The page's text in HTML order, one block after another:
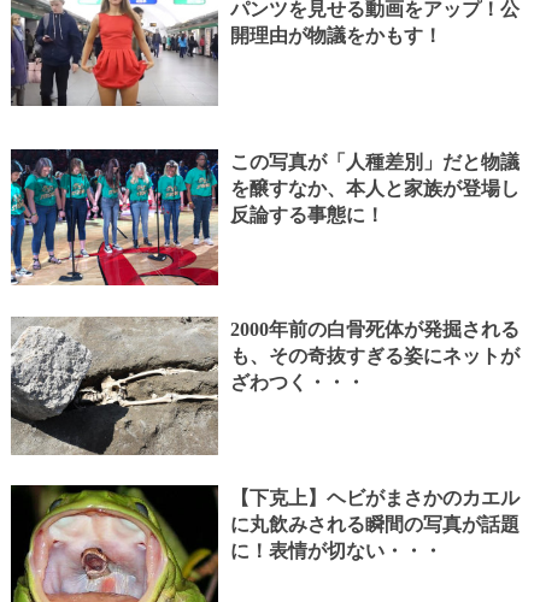
パンツを見せる動画をアップ！公
開理由が物議をかもす！
この写真が「人種差別」だと物議
を醸すなか、本人と家族が登場し
反論する事態に！
2000年前の白骨死体が発掘される
も、その奇抜すぎる姿にネットが
ざわつく・・・
【下克上】ヘビがまさかのカエル
に丸飲みされる瞬間の写真が話題
に！表情が切ない・・・